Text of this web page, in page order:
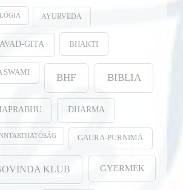
AYURVEDA
GITA BHAKTI
SWAMI BHF BIBLIA
DHARMA
GAURA-PURṆIMĀ
KLUB GYERMEK